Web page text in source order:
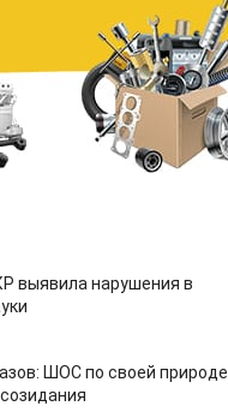
выявила нарушения в
ШОС по своей природе